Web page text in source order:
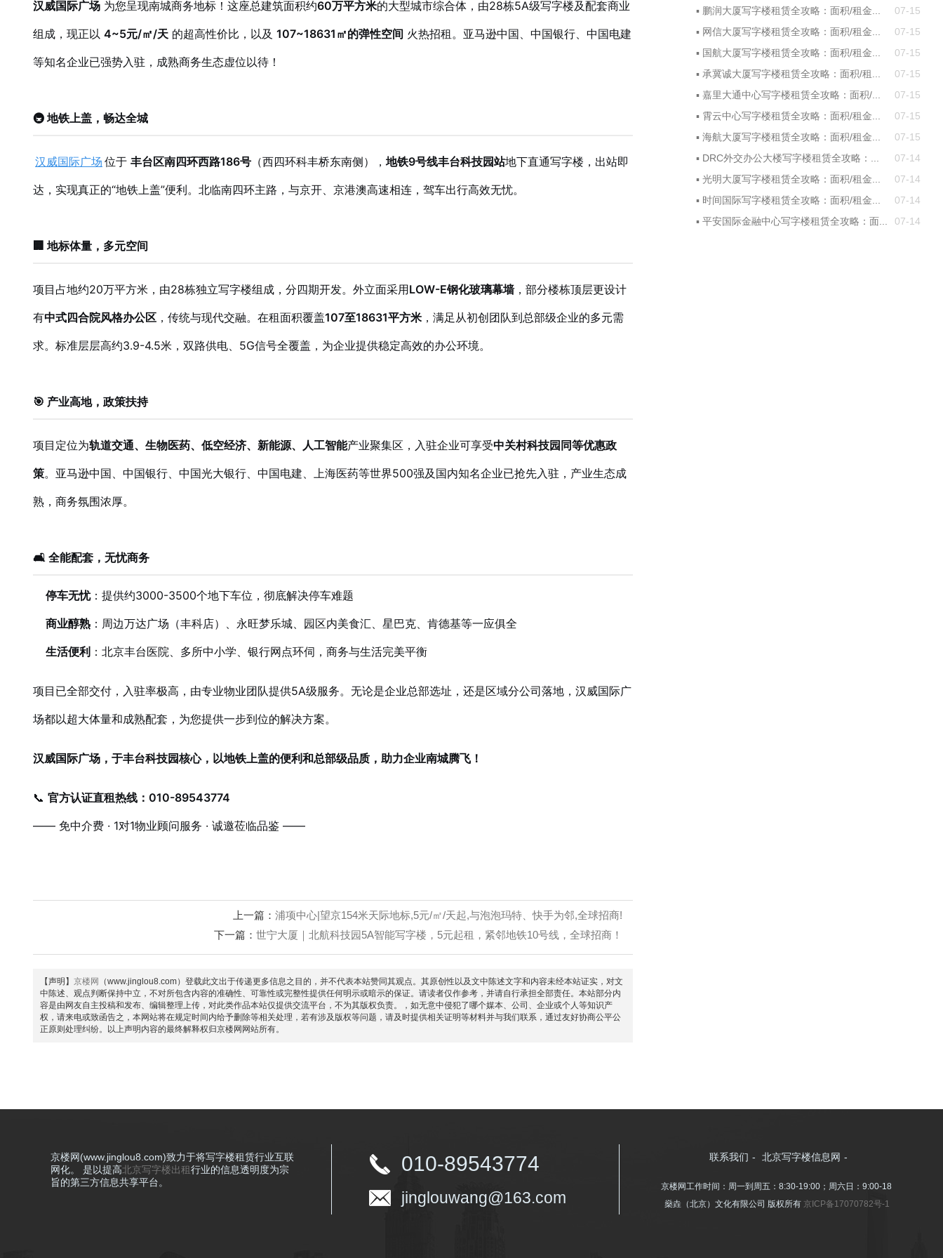
▪ 鹏润大厦写字楼租赁全攻略：面积/租金...
07-15
▪ 网信大厦写字楼租赁全攻略：面积/租金...
07-15
▪ 国航大厦写字楼租赁全攻略：面积/租金...
07-15
▪ 承冀诚大厦写字楼租赁全攻略：面积/租...
07-15
▪ 嘉里大通中心写字楼租赁全攻略：面积/...
07-15
▪ 霄云中心写字楼租赁全攻略：面积/租金...
07-15
▪ 海航大厦写字楼租赁全攻略：面积/租金...
07-15
▪ DRC外交办公大楼写字楼租赁全攻略：...
07-14
▪ 光明大厦写字楼租赁全攻略：面积/租金...
07-14
▪ 时间国际写字楼租赁全攻略：面积/租金...
07-14
▪ 平安国际金融中心写字楼租赁全攻略：面... 07-14
汉威国际广场 为您呈现南城商务地标！这座总建筑面积约60万平方米的大型城市综合体，由28栋5A级写字楼及配套商业
组成，现正以 4~5元/㎡/天 的超高性价比，以及 107~18631㎡的弹性空间 火热招租。亚马逊中国、中国银行、中国电建
等知名企业已强势入驻，成熟商务生态虚位以待！
🚇 地铁上盖，畅达全城
汉威国际广场 位于 丰台区南四环西路186号 （西四环科丰桥东南侧）， 地铁9号线丰台科技园站地下直通写字楼，出站即
达，实现真正的“地铁上盖”便利。北临南四环主路，与京开、京港澳高速相连，驾车出行高效无忧。
🏢 地标体量，多元空间
项目占地约20万平方米，由28栋独立写字楼组成，分四期开发。外立面采用LOW-E钢化玻璃幕墙，部分楼栋顶层更设计
有中式四合院风格办公区 ，传统与现代交融。在租面积覆盖107至18631平方米 ，满足从初创团队到总部级企业的多元需
求。标准层层高约3.9-4.5米，双路供电、5G信号全覆盖，为企业提供稳定高效的办公环境。
🎯 产业高地，政策扶持
项目定位为轨道交通、生物医药、低空经济、新能源、人工智能产业聚集区，入驻企业可享受中关村科技园同等优惠政
策。亚马逊中国、中国银行、中国光大银行、中国电建、上海医药等世界500强及国内知名企业已抢先入驻，产业生态成
熟，商务氛围浓厚。
🛋️ 全能配套，无忧商务
停车无忧：提供约3000-3500个地下车位，彻底解决停车难题
商业醇熟 ：周边万达广场（丰科店）、永旺梦乐城、园区内美食汇、星巴克、肯德基等一应俱全
生活便利 ：北京丰台医院、多所中小学、银行网点环伺，商务与生活完美平衡
项目已全部交付，入驻率极高，由专业物业团队提供5A级服务。无论是企业总部选址，还是区域分公司落地，汉威国际广
场都以超大体量和成熟配套，为您提供一步到位的解决方案。
汉威国际广场，于丰台科技园核心，以地铁上盖的便利和总部级品质，助力企业南城腾飞！
📞 官方认证直租热线：010-89543774
—— 免中介费 · 1对1物业顾问服务 · 诚邀莅临品鉴 ——
上一篇： 浦项中心|望京154米天际地标,5元/㎡/天起,与泡泡玛特、快手为邻,全球招商!
下一篇： 世宁大厦｜北航科技园5A智能写字楼，5元起租，紧邻地铁10号线，全球招商！
【声明】 京楼网
（www.jinglou8.com）登载此文出于传递更多信息之目的，并不代表本站赞同其观点。其原创性以及文中陈述文字和内容未经本站证实，对文
中陈述、观点判断保持中立，不对所包含内容的准确性、可靠性或完整性提供任何明示或暗示的保证。请读者仅作参考，并请自行承担全部责任。本站部分内
容是由网友自主投稿和发布、编辑整理上传，对此类作品本站仅提供交流平台，不为其版权负责。，如无意中侵犯了哪个媒本、公司、企业或个人等知识产
权，请来电或致函告之，本网站将在规定时间内给予删除等相关处理，若有涉及版权等问题，请及时提供相关证明等材料并与我们联系，通过友好协商公平公
正原则处理纠纷。以上声明内容的最终解释权归京楼网网站所有。
京楼网(www.jinglou8.com)致力于将写字楼租赁行业互联
网化。 是以提高北京写字楼出租行业的信息透明度为宗
旨的第三方信息共享平台。
010-89543774
jinglouwang@163.com
联系我们 - 北京写字楼信息网 -
京楼网工作时间：周一到周五：8:30-19:00；周六日：9:00-18:00
燊垚（北京）文化有限公司 版权所有 京ICP备17070782号-1